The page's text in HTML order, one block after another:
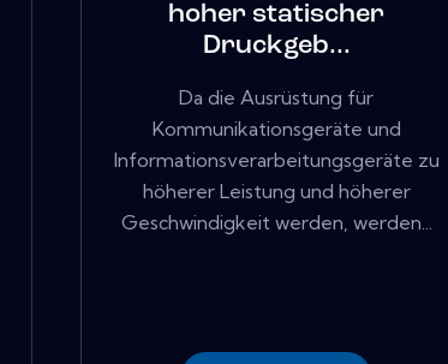
hoher statischer
Druckgeb...
Da die Ausrüstung für
Kommunikationsgeräte und
Informationsverarbeitungsgeräte zu
höherer Leistung und höherer
Geschwindigkeit werden, werden...